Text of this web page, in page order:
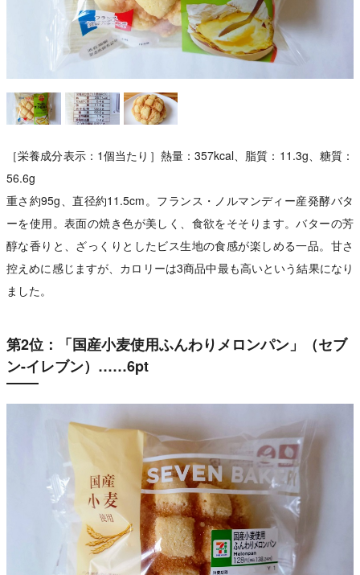
［栄養成分表示：1個当たり］熱量：357kcal、脂質：11.3g、糖質：
56.6g
重さ約95g、直径約11.5cm。フランス・ノルマンディー産発酵バタ
ーを使用。表面の焼き色が美しく、食欲をそそります。バターの芳
醇な香りと、ざっくりとしたビス生地の食感が楽しめる一品。甘さ
控えめに感じますが、カロリーは3商品中最も高いという結果になり
ました。
第2位：「国産小麦使用ふんわりメロンパン」（セブ
ン-イレブン）……6pt